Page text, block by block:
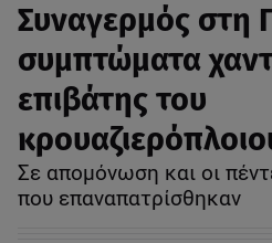
Συναγερμός στη
συμπτώματα
επιβάτης του
Σε απομόνωση και οι
που επαναπατρίσθηκαν